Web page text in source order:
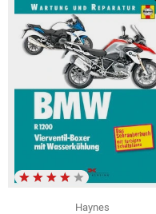
Haynes